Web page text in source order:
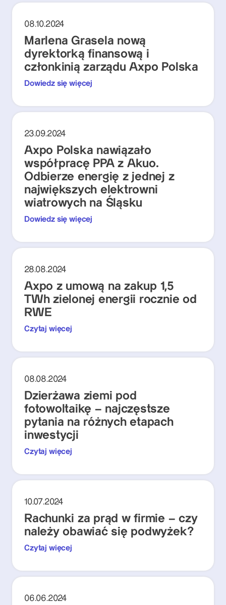
08.10.2024
Marlena Grasela nową
dyrektorką finansową i
członkinią zarządu Axpo Polska
Dowiedz się więcej
23.09.2024
Axpo Polska nawiązało
współpracę PPA z Akuo.
Odbierze energię z jednej z
największych elektrowni
wiatrowych na Śląsku
Dowiedz się więcej
28.08.2024
Axpo z umową na zakup 1,5
TWh zielonej energii rocznie od
RWE
Czytaj więcej
08.08.2024
Dzierżawa ziemi pod
fotowoltaikę – najczęstsze
pytania na różnych etapach
inwestycji
Czytaj więcej
10.07.2024
Rachunki za prąd w firmie – czy
należy obawiać się podwyżek?
Czytaj więcej
06.06.2024